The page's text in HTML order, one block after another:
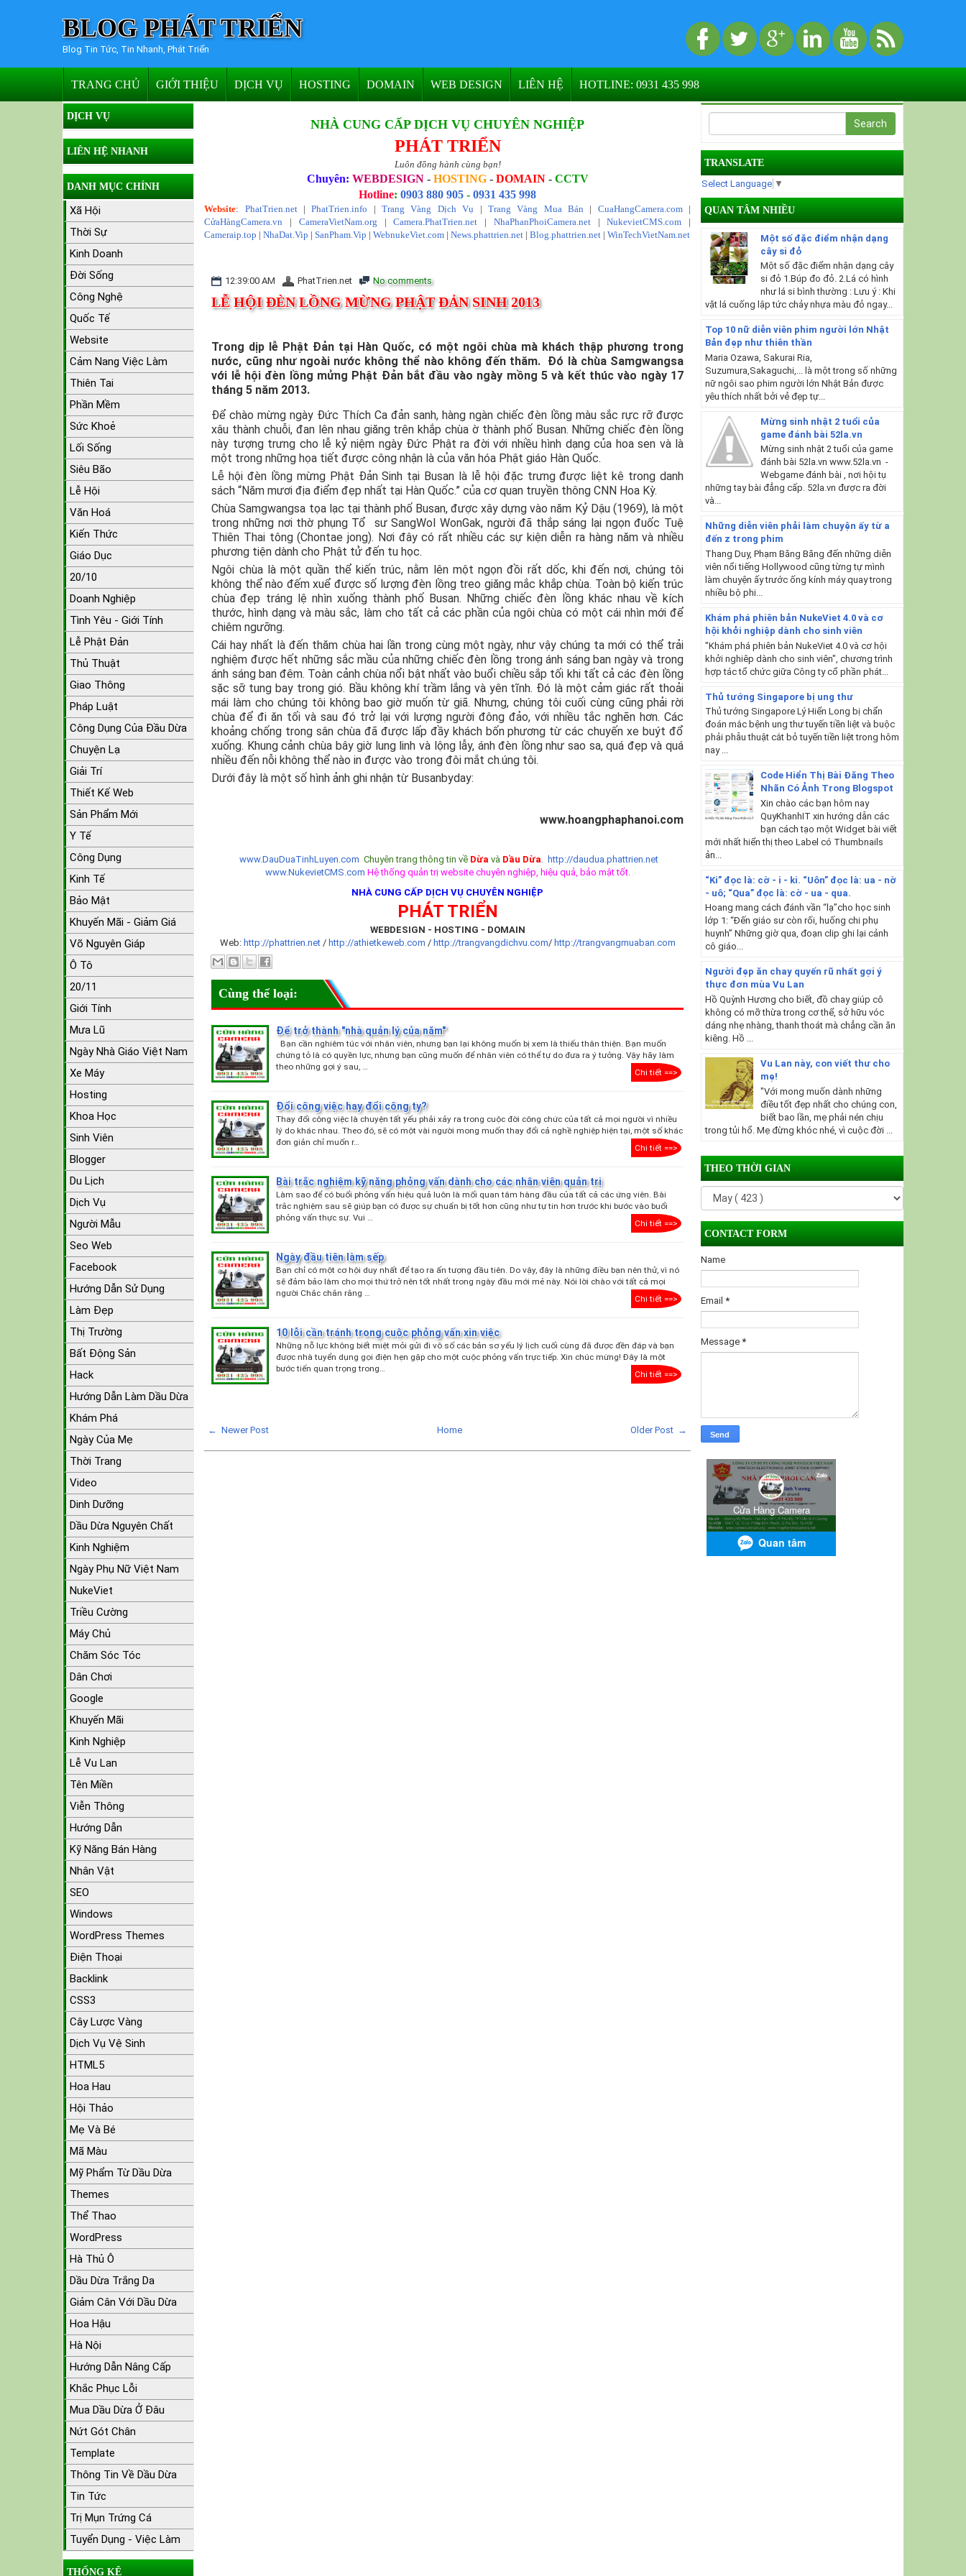
BLOG PHÁT TRIỂN
Blog Tin Tức, Tin Nhanh, Phát Triển
TRANG CHỦ GIỚI THIỆU DỊCH VỤ HOSTING DOMAIN WEB DESIGN LIÊN HỆ HOTLINE: 0931 435 998
NHÀ CUNG CẤP DỊCH VỤ CHUYÊN NGHIỆP
PHÁT TRIỂN
Luôn đồng hành cùng bạn!
Chuyên: WEBDESIGN - HOSTING - DOMAIN - CCTV
Hotline:0903 880 905 -0931 435 998
Website: PhatTrien.net|PhatTrien.info |Trang Vàng Dịch Vụ | Trang Vàng Mua Bán | CuaHangCamera.com|
CửaHàngCamera.vn | CameraVietNam.org |Camera.PhatTrien.net | NhaPhanPhoiCamera.net|NukevietCMS.com |
Cameraip.top |NhaDat.Vip |SanPham.Vip |WebnukeViet.com |News.phattrien.net |Blog.phattrien.net |WinTechVietNam.net
12:39:00 AM PhatTrien.net No comments
LỄ HỘI ĐÈN LỒNG MỪNG PHẬT ĐẢN SINH 2013
Trong dịp lễ Phật Đản tại Hàn Quốc, có một ngôi chùa mà khách thập phương trong
nước, cũng như ngoài nước không thể nào không đến thăm. Đó là chùa Samgwangsa
với lễ hội đèn lồng mửng Phật Đản bắt đầu vào ngày mồng 5 và kết thúc vào ngày 17
tháng 5 năm 2013.
Để chào mừng ngày Đức Thích Ca đản sanh, hàng ngàn chiếc đèn lồng màu sắc rực rỡ được
xâu thành chuỗi, đan lên nhau giăng trên khắp chùa ờ thành phố Busan. Những chiếc đèn lồng
này tượng trưng cho lễ kỷ niệm ngày Đức Phật ra đời với nhiều hình dạng của hoa sen và là
một trong những họa tiết được công nhận là của văn hóa Phật giáo Hàn Quốc.
Lễ hội đèn lồng mừng Phật Đản Sinh tại Busan là lễ hội đặc trưng được liệt kê trong danh
sách “Năm mươi địa điểm đẹp nhất tại Hàn Quốc.” của cơ quan truyền thông CNN Hoa Kỳ.
Chùa Samgwangsa tọa lạc tại thành phố Busan, được xây dựng vào năm Kỷ Dậu (1969), là một
trong những nơi thờ phụng Tổ sư SangWol WonGak, người đã thắp sáng lại ngọn đuốc Tuệ
Thiên Thai tông (Chontae jong). Nơi đây có rất nhiều các sự kiện diễn ra hàng năm và nhiều
phương tiện dành cho Phật tử đến tu học.
Ngôi chùa là một quần thể kiến trúc, nằm lên một ngọn đồi rất dốc, khi đến nơi, chúng tôi
không thể nào đếm xuể được số lượng đèn lồng treo giăng mắc khắp chùa. Toàn bộ kiến trúc
chùa đẹp tráng lệ nhìn xuống thành phố Busan. Những chiếc đèn lồng khác nhau về kích
thước, hình dạng và màu sắc, làm cho tất cả các phần của ngôi chùa có một cái nhìn mới để
chiêm ngưỡng.
Cái hay nhất là đến thăm chùa hai lần trong cùng một ngày, như vậy chúng ta mới có thể trải
nghiệm được hết những sắc mầu của những chiếc đèn lồng trong ánh sáng ban ngày và trong
ánh sáng ban đêm. Toàn cảnh chùa nổi bật nhất vào buổi chiều sắp tối khi tất cả các đèn lồng
sặc sỡ tung bay trong gió. Bầu không khí trầm lắng và yên tĩnh. Đó là một cảm giác rất thoải
mái làm cho chúng tôi không bao giờ muốn từ giã. Nhưng, chúng tôi cuối cùng cũng phải rời
chùa để đi ăn tối và sau đó trở lại với lượng người đông đảo, với nhiều tắc nghẽn hơn. Các
khoảng chống trong sân chùa đã được lấp đầy khách bốn phương từ các chuyến xe buýt đổ
xuống. Khung cảnh chùa bây giờ lung linh và lộng lẫy, ánh đèn lồng như sao sa, quá đẹp và quá
nhiều đến nỗi không thể nào in được vào trong đôi mắt ch.úng tôi.
Dưới đây là một số hình ảnh ghi nhận từ Busanbyday:
www.hoangphaphanoi.com
www.DauDuaTinhLuyen.com Chuyên trang thông tin về Dừa và Dầu Dừa. http://daudua.phattrien.net
www.NukevietCMS.com Hệ thống quản trị website chuyên nghiệp, hiệu quả, bảo mật tốt.
NHÀ CUNG CẤP DỊCH VỤ CHUYÊN NGHIỆP
PHÁT TRIỂN
WEBDESIGN - HOSTING - DOMAIN
Web: http://phattrien.net / http://athietkeweb.com / http://trangvangdichvu.com/ http://trangvangmuaban.com
Cùng thể loại:
Để trở thành "nhà quản lý của năm"
Bạn cần nghiêm túc với nhân viên, nhưng bạn lại không muốn bị xem là thiếu thân thiện. Bạn muốn
chứng tỏ là có quyền lực, nhưng bạn cũng muốn để nhân viên có thể tự do đưa ra ý tưởng. Vậy hãy làm
theo những gợi ý sau, …
Chi tiết ==>
Đổi công việc hay đổi công ty?
Thay đổi công việc là chuyện tất yếu phải xảy ra trong cuộc đời công chức của tất cả mọi người vì nhiều
lý do khác nhau. Theo đó, sẽ có một vài người mong muốn thay đổi cả nghề nghiệp hiện tại, một số khác
đơn giản chỉ muốn r…
Chi tiết ==>
Bài trắc nghiệm kỹ năng phỏng vấn dành cho các nhân viên quản trị
Làm sao để có buổi phỏng vấn hiệu quả luôn là mối quan tâm hàng đầu của tất cả các ứng viên. Bài
trắc nghiệm sau sẽ giúp bạn có được sự chuẩn bị tốt hơn cũng như tự tin hơn trước khi bước vào buổi
phỏng vấn thực sự. Vui …
Chi tiết ==>
Ngày đầu tiên làm sếp
Bạn chỉ có một cơ hội duy nhất để tạo ra ấn tượng đầu tiên. Do vậy, đây là những điều bạn nên thử, vì nó
sẽ đảm bảo làm cho mọi thứ trở nên tốt nhất trong ngày đầu mới mẻ này. Nói lời chào với tất cả mọi
người Chắc chắn rằng …
Chi tiết ==>
10 lỗi cần tránh trong cuộc phỏng vấn xin việc
Những nỗ lực không biết miệt mỏi gửi đi vô số các bản sơ yếu lý lịch cuối cùng đã được đền đáp và bạn
được nhà tuyển dụng gọi điện hẹn gặp cho một cuộc phỏng vấn trực tiếp. Xin chúc mừng! Đây là một
bước tiến quan trọng trong…
Chi tiết ==>
← Newer Post Older Post →
Home
DỊCH VỤ
LIÊN HỆ NHANH
DANH MỤC CHÍNH
Xã Hội
Thời Sự
Kinh Doanh
Đời Sống
Công Nghệ
Quốc Tế
Website
Cảm Nang Việc Làm
Thiên Tai
Phần Mềm
Sức Khoẻ
Lối Sống
Siêu Bão
Lễ Hội
Văn Hoá
Kiến Thức
Giáo Dục
20/10
Doanh Nghiệp
Tình Yêu - Giới Tính
Lễ Phật Đản
Thủ Thuật
Giao Thông
Pháp Luật
Công Dụng Của Đầu Dừa
Chuyện Lạ
Giải Trí
Thiết Kế Web
Sản Phẩm Mới
Y Tế
Công Dụng
Kinh Tế
Bảo Mật
Khuyến Mãi - Giảm Giá
Võ Nguyên Giáp
Ô Tô
20/11
Giới Tính
Mưa Lũ
Ngày Nhà Giáo Việt Nam
Xe Máy
Hosting
Khoa Học
Sinh Viên
Blogger
Du Lịch
Dịch Vụ
Người Mẫu
Seo Web
Facebook
Hướng Dẫn Sử Dụng
Làm Đẹp
Thị Trường
Bất Động Sản
Hack
Hướng Dẫn Làm Dầu Dừa
Khám Phá
Ngày Của Mẹ
Thời Trang
Video
Dinh Dưỡng
Dầu Dừa Nguyên Chất
Kinh Nghiệm
Ngày Phụ Nữ Việt Nam
NukeViet
Triều Cường
Máy Chủ
Chăm Sóc Tóc
Dân Chơi
Google
Khuyến Mãi
Kinh Nghiệp
Lễ Vu Lan
Tên Miền
Viễn Thông
Hướng Dẫn
Kỹ Năng Bán Hàng
Nhân Vật
SEO
Windows
WordPress Themes
Điện Thoại
Backlink
CSS3
Cây Lược Vàng
Dịch Vụ Vệ Sinh
HTML5
Hoa Hau
Hội Thảo
Mẹ Và Bé
Mã Màu
Mỹ Phẩm Từ Dầu Dừa
Themes
Thể Thao
WordPress
Hà Thủ Ô
Dầu Dừa Trắng Da
Giảm Cân Với Dầu Dừa
Hoa Hậu
Hà Nội
Hướng Dẫn Nâng Cấp
Khắc Phục Lỗi
Mua Dầu Dừa Ở Đâu
Nứt Gót Chân
Template
Thông Tin Về Dầu Dừa
Tin Tức
Trị Mụn Trứng Cá
Tuyển Dụng - Việc Làm
THỐNG KÊ
TRANSLATE
Select Language ▼
QUAN TÂM NHIỀU
Một số đặc điểm nhận dạng
cây si đỏ
Một số đặc điểm nhận dạng cây
si đỏ 1.Búp đo đỏ. 2.Lá có hình
như lá si bình thường : Lưu ý : Khi
vặt lá cuống lập tức chảy nhựa màu đỏ ngay...
Top 10 nữ diễn viên phim người lớn Nhật
Bản đẹp như thiên thần
Maria Ozawa, Sakurai Ria,
Suzumura,Sakaguchi,... là một trong số những
nữ ngôi sao phim người lớn Nhật Bản được
yêu thích nhất bởi vẻ đẹp tự...
Mừng sinh nhật 2 tuổi của
game đánh bài 52la.vn
Mừng sinh nhật 2 tuổi của game
đánh bài 52la.vn www.52la.vn -
Webgame đánh bài , nơi hội tụ
những tay bài đẳng cấp. 52la.vn được ra đời
và...
Những diễn viên phải làm chuyện ấy từ a
đến z trong phim
Thang Duy, Phạm Băng Băng đến những diễn
viên nổi tiếng Hollywood cũng từng tự mình
làm chuyện ấy trước ống kính máy quay trong
nhiều bộ phi...
Khám phá phiên bản NukeViet 4.0 và cơ
hội khởi nghiệp dành cho sinh viên
"Khám phá phiên bản NukeViet 4.0 và cơ hội
khởi nghiêp dành cho sinh viên", chương trình
hợp tác tổ chức giữa Công ty cổ phần phát...
Thủ tướng Singapore bị ung thư
Thủ tướng Singapore Lý Hiển Long bị chẩn
đoán mắc bệnh ung thư tuyến tiền liệt và buộc
phải phẫu thuật cắt bỏ tuyến tiền liệt trong hôm
nay ...
Code Hiển Thị Bài Đăng Theo
Nhãn Có Ảnh Trong Blogspot
Xin chào các bạn hôm nay
QuyKhanhIT xin hướng dẫn các
bạn cách tạo một Widget bài viết
mới nhất hiển thị theo Label có Thumbnails
ản...
“Ki” đọc là: cờ - i - ki. “Uôn” đọc là: ua - nờ
- uô; “Qua” đọc là: cờ - ua - qua.
Hoang mang cách đánh vần “lạ”cho học sinh
lớp 1: “Đến giáo sư còn rối, huống chi phụ
huynh” Những giờ qua, đoạn clip ghi lại cảnh
cô giáo...
Người đẹp ăn chay quyến rũ nhất gợi ý
thực đơn mùa Vu Lan
Hồ Quỳnh Hương cho biết, đồ chay giúp cô
không có mỡ thừa trong cơ thể, sở hữu vóc
dáng nhẹ nhàng, thanh thoát mà chẳng cần ăn
kiêng. Hồ ...
Vu Lan này, con viết thư cho
mẹ!
"Với mong muốn dành những
điều tốt đẹp nhất cho chúng con,
biết bao lần, mẹ phải nén chịu
trong tủi hổ. Mẹ đừng khóc nhé, vì cuộc đời ...
THEO THỜI GIAN
CONTACT FORM
Name
Email *
Message *